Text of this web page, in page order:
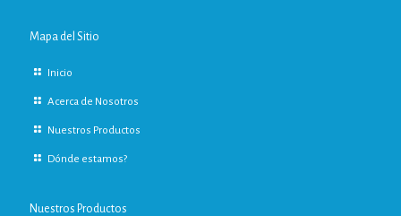
Mapa del Sitio
Inicio
Acerca de Nosotros
Nuestros Productos
Dónde estamos?
Nuestros Productos